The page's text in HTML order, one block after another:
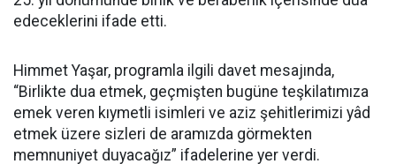
edeceklerini ifade etti.
Himmet Yaşar, programla ilgili davet mesajında,
“Birlikte dua etmek, geçmişten bugüne teşkilatımıza
emek veren kıymetli isimleri ve aziz şehitlerimizi yâd
etmek üzere sizleri de aramızda görmekten
memnuniyet duyacağız” ifadelerine yer verdi.